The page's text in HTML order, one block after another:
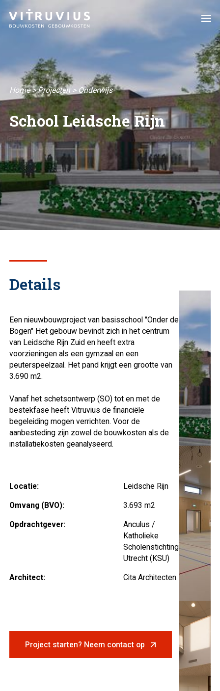
Home>Projecten> Onderwijs
School Leidsche Rijn
Details
Een nieuwbouwproject van basisschool "Onder de
Bogen" Het gebouw bevindt zich in het centrum
van Leidsche Rijn Zuid en heeft extra
voorzieningen als een gymzaal en een
peuterspeelzaal. Het pand krijgt een grootte van
3.690 m2.
Vanaf het schetsontwerp (SO) tot en met de
bestekfase heeft Vitruvius de financiële
begeleiding mogen verrichten. Voor de
aanbesteding zijn zowel de bouwkosten als de
installatiekosten geanalyseerd.
Locatie: Leidsche Rijn
Omvang (BVO): 3.693 m2
Opdrachtgever:
Anculus /
Katholieke
Scholenstichting
Utrecht (KSU)
Architect: Cita Architecten
Project starten? Neem contact op